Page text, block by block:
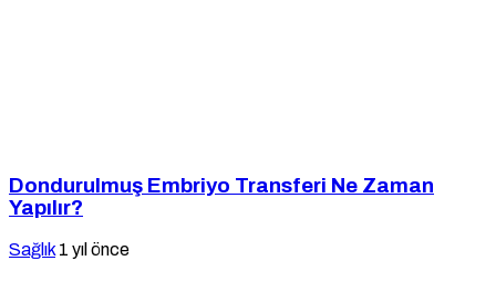
Dondurulmuş Embriyo Transferi Ne Zaman
Yapılır?
Sağlık 1 yıl önce